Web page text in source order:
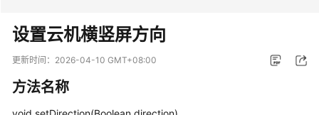
最
新
动
设置云机横竖屏方向
更新时间： 2026-04-10 GMT+08:00
方法名称